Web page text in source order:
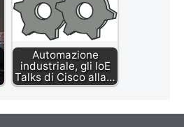
Automazione
industriale, gli IoE
Talks di Cisco alla…